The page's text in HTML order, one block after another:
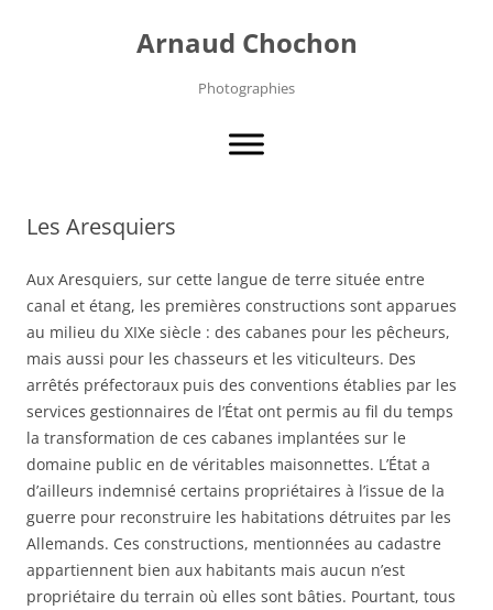
Arnaud Chochon
Photographies
Les Aresquiers
Aux Aresquiers, sur cette langue de terre située entre
canal et étang, les premières constructions sont apparues
au milieu du XIXe siècle : des cabanes pour les pêcheurs,
mais aussi pour les chasseurs et les viticulteurs. Des
arrêtés préfectoraux puis des conventions établies par les
services gestionnaires de l’État ont permis au fil du temps
la transformation de ces cabanes implantées sur le
domaine public en de véritables maisonnettes. L’État a
d’ailleurs indemnisé certains propriétaires à l’issue de la
guerre pour reconstruire les habitations détruites par les
Allemands. Ces constructions, mentionnées au cadastre
appartiennent bien aux habitants mais aucun n’est
propriétaire du terrain où elles sont bâties. Pourtant, tous